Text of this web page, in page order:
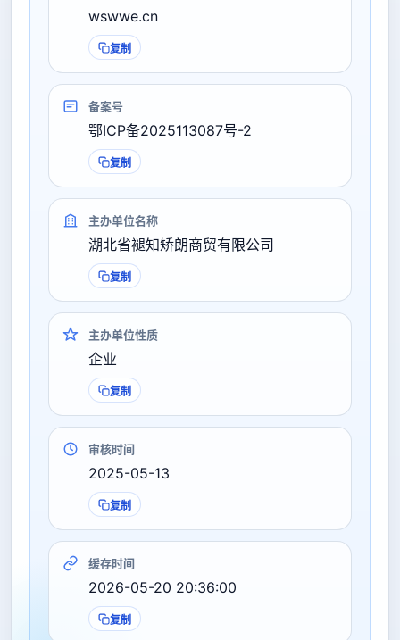
wswwe.cn
复制
备案号
鄂ICP备2025113087号-2
复制
主办单位名称
湖北省褪知矫朗商贸有限公司
复制
主办单位性质
企业
复制
审核时间
2025-05-13
复制
缓存时间
2026-05-20 20:36:00
复制